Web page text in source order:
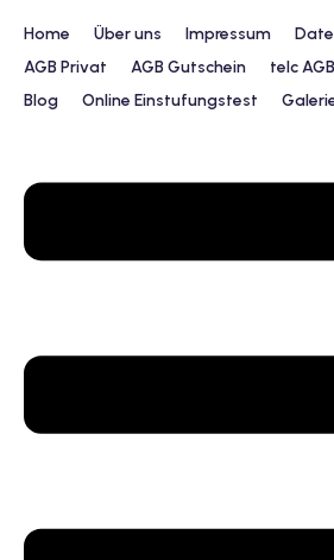
Home Über uns Impressum
AGB Privat
AGB Gutschein telc AGB
Blog
Online Einstufungstest
Englisch